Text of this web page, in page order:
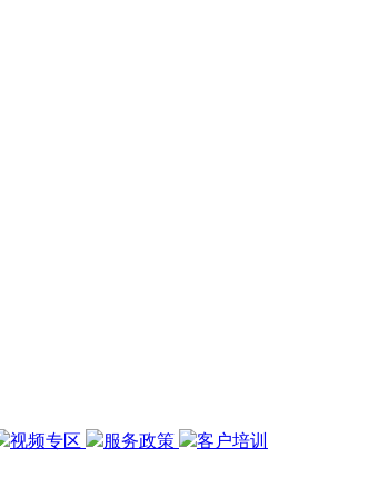
视频专区 服务政策 客户培训